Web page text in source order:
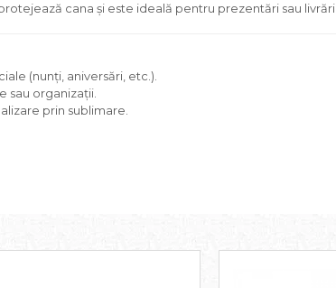
cana și este ideală pentru prezentări sau livrări.
(nunți, aniversări, etc.).
organizații.
prin sublimare.